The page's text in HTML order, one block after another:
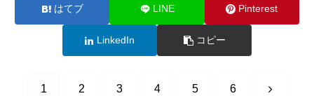
はてブ LINE Pinterest
LinkedIn コピー
1 2 3 4 5 6 次